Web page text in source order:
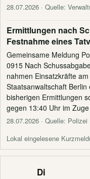
28.07.2026 · Quelle:
Ermittlungen nach
Festnahme eines
Gemeinsame Meldung
0915 Nach
nahmen Einsatzkräfte
Staatsanwaltschaft
bisherigen Ermittlungen
gegen 13:40 Uhr im
28.07.2026 · Quelle: Polizei
Lokal eingelesene
Di